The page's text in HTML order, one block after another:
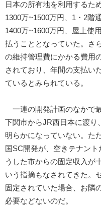
日本の所有地を利用するた
1300万~1500万円、1・2階
1400万~1600万円、屋上使
払うこととなっていた。さ
の維持管理費にかかる費用
されており、年間の支払い
ているとみられている。
一連の開発計画のなかで
下関市からJR西日本に渡り
明らかになっていない。た
国SC開発が、空きテナン
うした市からの固定収入
いう指摘もなされてきた。
固定されていた場合、お隣
必要などないのだ。